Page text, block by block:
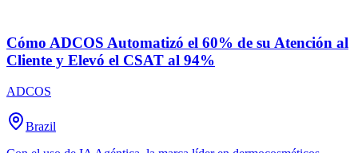
Cómo ADCOS Automatizó el 60% de su Atención al
Cliente y Elevó el CSAT al 94%
ADCOS
Brazil